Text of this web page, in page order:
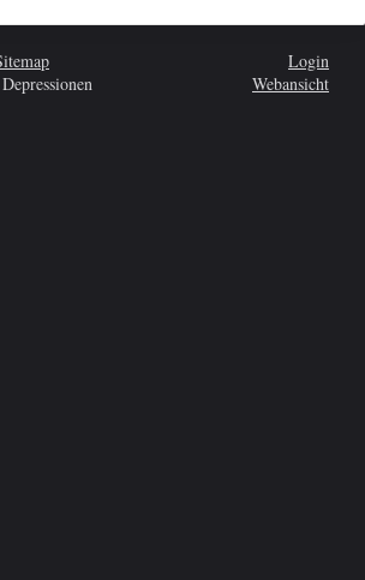
Login
Webansicht